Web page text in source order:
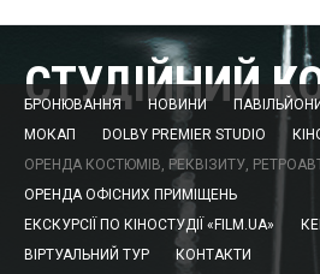
СТУДІЙНИЙ
БРОНЮВАННЯ НОВИНИ ПАВІЛЬЙОНИ
МОКАП
DOLBY PREMIER STUDIO
ОРЕНДА КОСТЮМІВ, РЕКВІЗИТУ,
ОРЕНДА ОФІСНИХ ПРИМІЩЕНЬ
ЕКСКУРСІЇ ПО КІНОСТУДІЇ «FILM.UA»
ВІРТУАЛЬНИЙ ТУР
КОНТАКТИ